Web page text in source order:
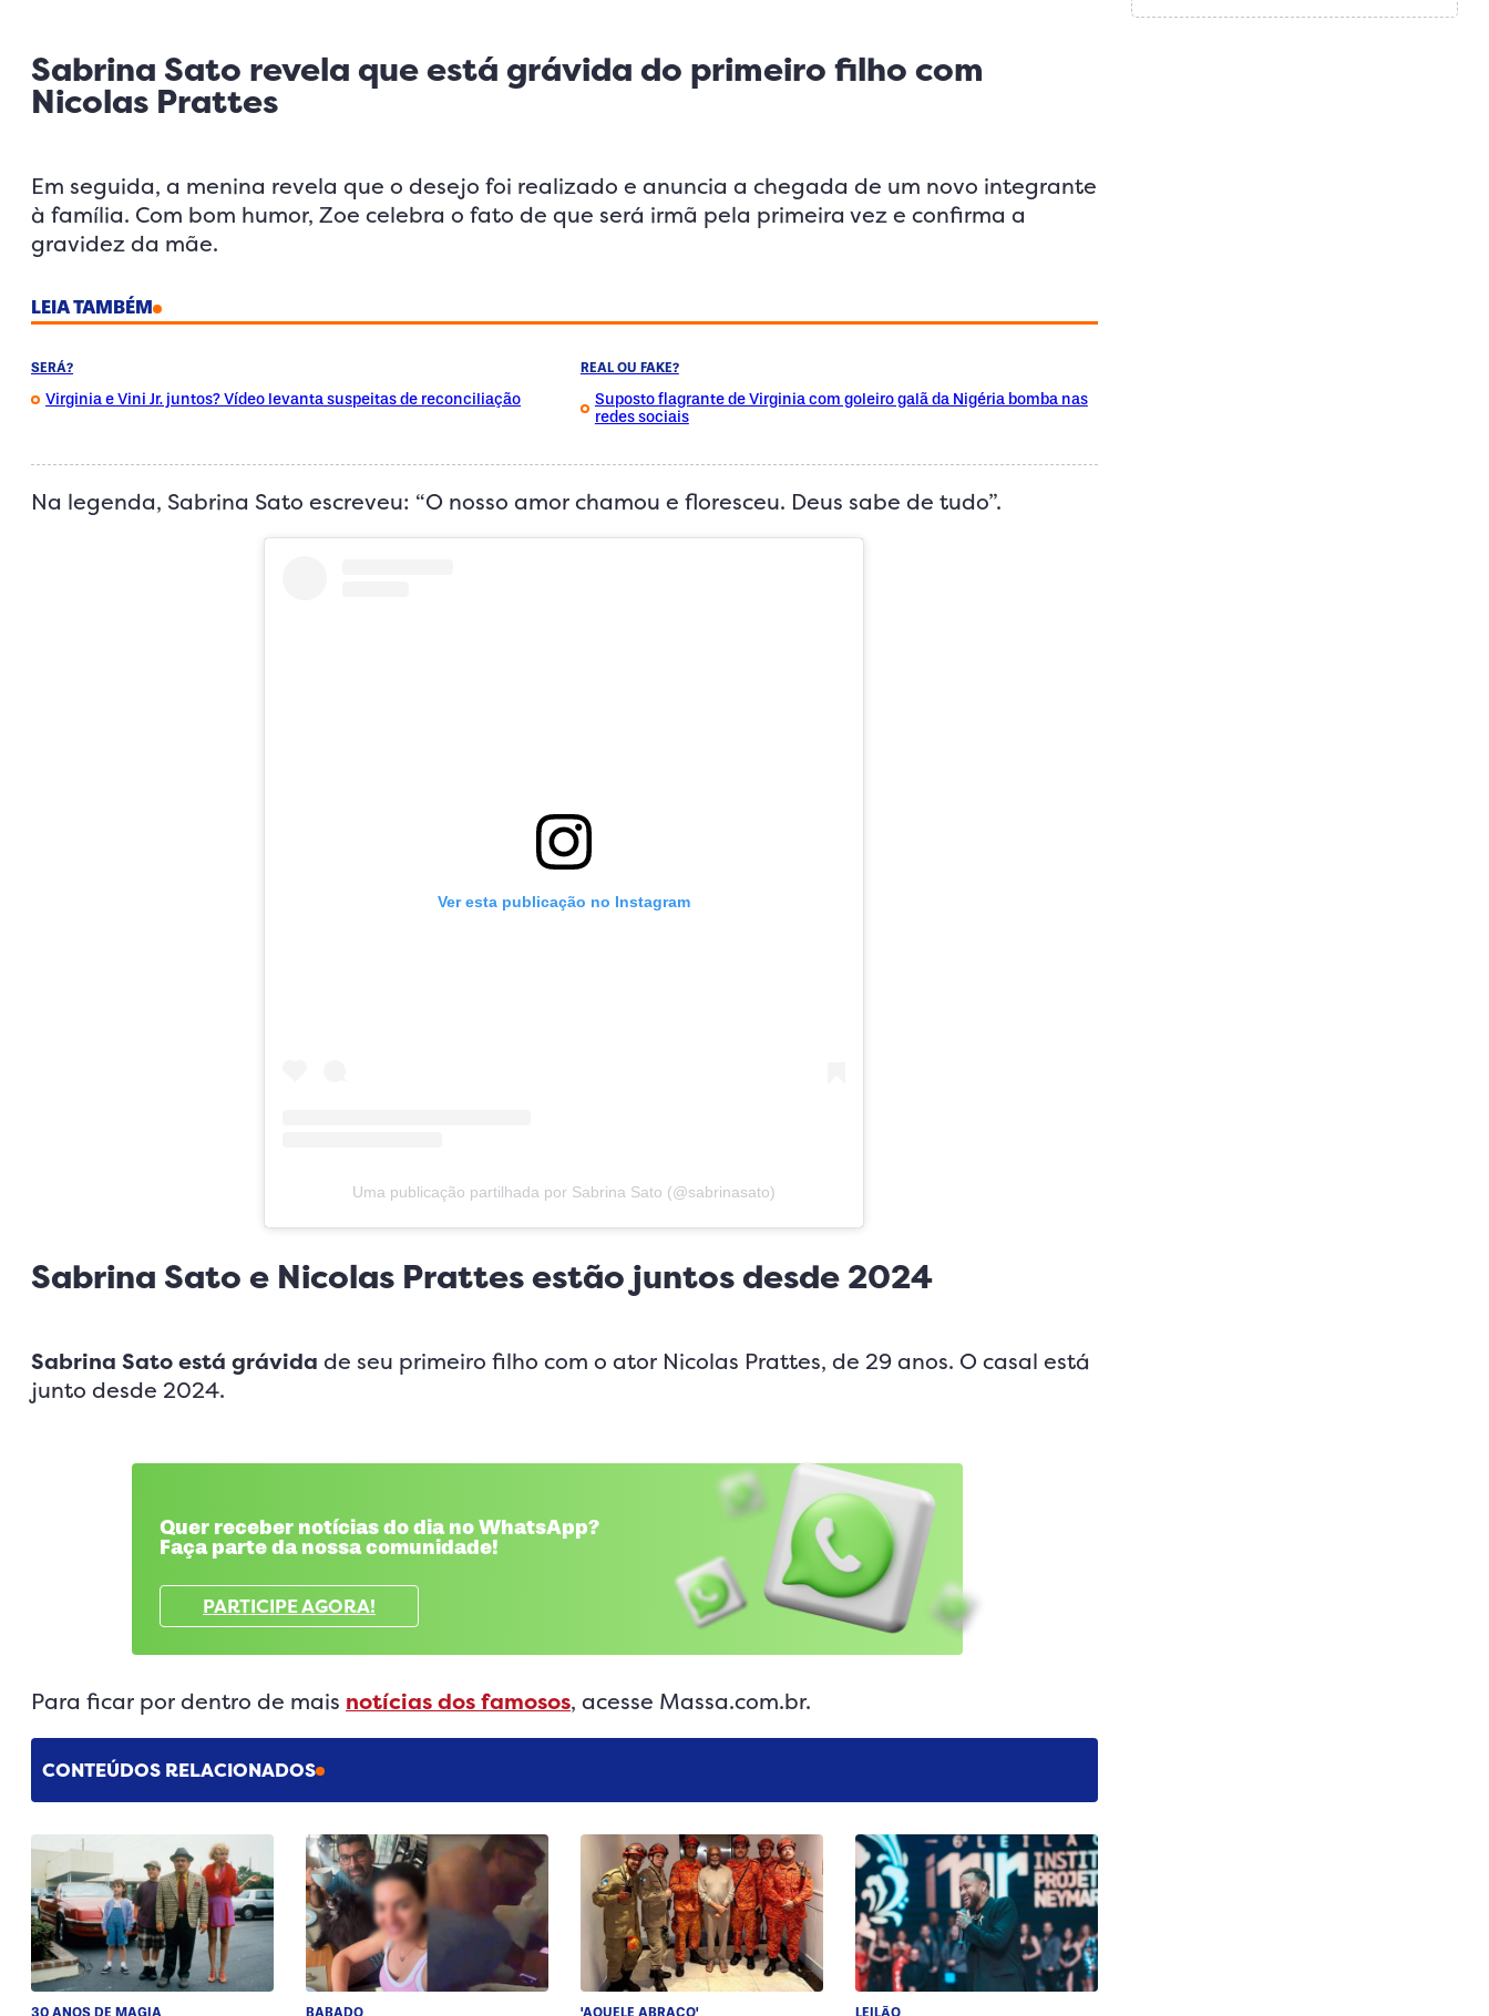
Sabrina Sato revela que está grávida do primeiro filho com
Nicolas Prattes
Em seguida, a menina revela que o desejo foi realizado e anuncia a chegada de um novo integrante
à família. Com bom humor, Zoe celebra o fato de que será irmã pela primeira vez e confirma a
gravidez da mãe.
LEIA TAMBÉM
SERÁ?
Virginia e Vini Jr. juntos? Vídeo levanta suspeitas de reconciliação
REAL OU FAKE?
Suposto flagrante de Virginia com goleiro galã da Nigéria bomba nas
redes sociais
Na legenda, Sabrina Sato escreveu: “O nosso amor chamou e floresceu. Deus sabe de tudo”.
Ver esta publicação no Instagram
Uma publicação partilhada por Sabrina Sato (@sabrinasato)
Sabrina Sato e Nicolas Prattes estão juntos desde 2024
Sabrina Sato está grávida de seu primeiro filho com o ator Nicolas Prattes, de 29 anos. O casal está
junto desde 2024.
Quer receber notícias do dia no WhatsApp?
Faça parte da nossa comunidade!
PARTICIPE AGORA!
Para ficar por dentro de mais notícias dos famosos, acesse Massa.com.br.
CONTEÚDOS RELACIONADOS
30 ANOS DE MAGIA BABADO 'AQUELE ABRAÇO' LEILÃO